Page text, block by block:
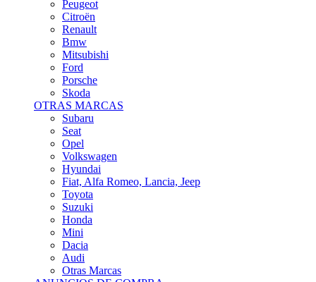
Peugeot
Citroën
Renault
Bmw
Mitsubishi
Ford
Porsche
Skoda
OTRAS MARCAS
Subaru
Seat
Opel
Volkswagen
Hyundai
Fiat, Alfa Romeo, Lancia, Jeep
Toyota
Suzuki
Honda
Mini
Dacia
Audi
Otras Marcas